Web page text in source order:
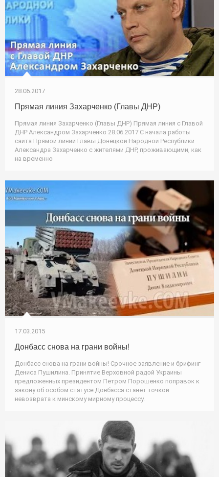
28.06.2017
Прямая линия Захарченко (Главы ДНР)
Прямая линия Захарченко (Главы ДНР) Прямая линия с Главой
ДНР Александром Захарченко 28.06.2017 С начала работы
сайта Прямой линии Главы Донецкой Народной Республики
Александра Захарченко с жителями ДНР, проживающими, как
на временно
17.03.2015
Донбасс снова на грани войны!
Донбасс снова на грани войны! Срочное заявление и брифинг
Дениса Пушилина. Принятие Верховной радой Украины
предложенных президентом Петром Порошенко поправок к
закону об особом статусе Донбасса станет точкой
невозврата к минскому мирному процессу.